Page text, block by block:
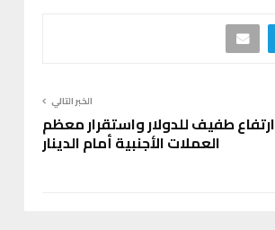
الخبر التالي
ارتفاع طفيف للدولار واستقرار معظم
العملات الأجنبية أمام الدينار